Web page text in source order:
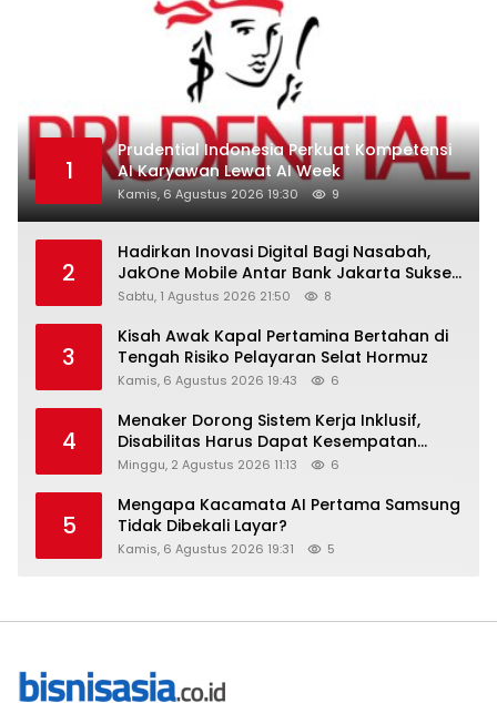
1
Prudential Indonesia Perkuat Kompetensi
AI Karyawan Lewat AI Week
Kamis, 6 Agustus 2026 19:30 9
2
Hadirkan Inovasi Digital Bagi Nasabah,
JakOne Mobile Antar Bank Jakarta Sukses
Raih Digital Excellence Awards 2026
Sabtu, 1 Agustus 2026 21:50 8
3
Kisah Awak Kapal Pertamina Bertahan di
Tengah Risiko Pelayaran Selat Hormuz
Kamis, 6 Agustus 2026 19:43 6
4
Menaker Dorong Sistem Kerja Inklusif,
Disabilitas Harus Dapat Kesempatan
Setara
Minggu, 2 Agustus 2026 11:13 6
5
Mengapa Kacamata AI Pertama Samsung
Tidak Dibekali Layar?
Kamis, 6 Agustus 2026 19:31 5